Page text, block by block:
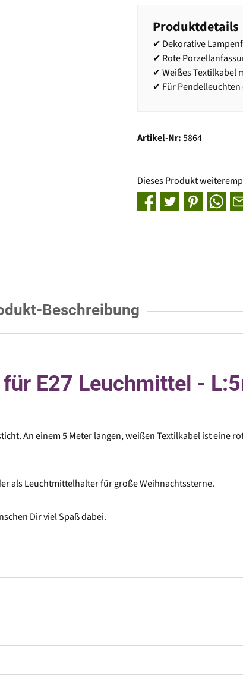
Produktdetails
✔ Dekorative
✔ Rote
✔ Weißes Textilkabel
✔ Für
Artikel-Nr:5864
Dieses Produkt
Beschreibung
E27 Leuchmittel -
An einem 5 Meter langen, weißen Textilkabel ist eine
als Leuchtmittelhalter für große Weihnachtssterne.
Dir viel Spaß dabei.